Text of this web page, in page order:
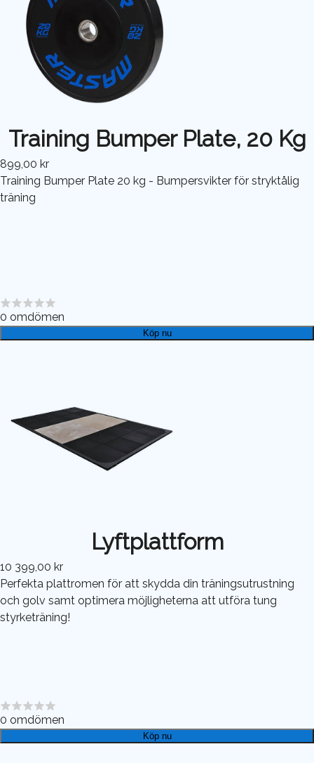
Training Bumper Plate, 20 Kg
899,00 kr
Training Bumper Plate 20 kg - Bumpersvikter för stryktålig
träning
0 omdömen
Köp nu
Lyftplattform
10 399,00 kr
Perfekta plattromen för att skydda din träningsutrustning
och golv samt optimera möjligheterna att utföra tung
styrketräning!
0 omdömen
Köp nu